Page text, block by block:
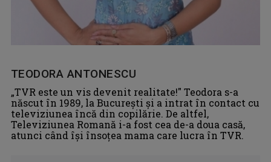
TEODORA ANTONESCU
„TVR este un vis devenit realitate!" Teodora s-a
născut în 1989, la Bucureşti şi a intrat în contact cu
televiziunea încă din copilărie. De altfel,
Televiziunea Romană i-a fost cea de-a doua casă,
atunci când îşi însoţea mama care lucra în TVR.